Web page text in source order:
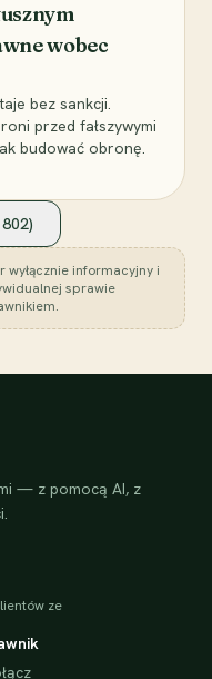
wobec
bez sankcji.
przed fałszywymi
budować obronę.
)
informacyjny i
sprawie
— z pomocą AI, z
ze